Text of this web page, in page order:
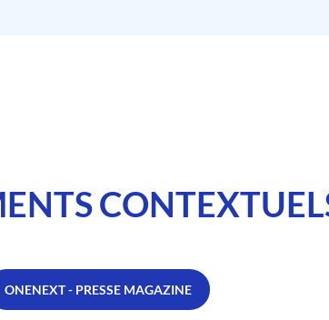
ONENEXT - PRESSE MAGAZINE